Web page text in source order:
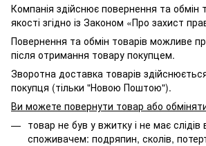
Компанія здійснює повернення та обмін
якості згідно із Законом «Про захист
Повернення та обмін товарів можливе
після отримання товару покупцем.
Зворотна доставка товарів
покупця (тільки "Новою Поштою").
Ви можете повернути товар або
товар не був у вжитку і не має
споживачем: подряпин, сколів,